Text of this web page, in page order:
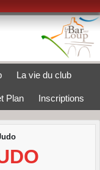
La vie du club
Plan Inscriptions